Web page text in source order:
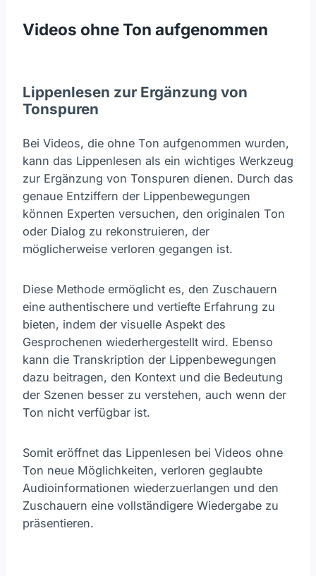
Videos ohne Ton aufgenommen
Lippenlesen zur Ergänzung von
Tonspuren
Bei Videos, die ohne Ton aufgenommen wurden,
kann das Lippenlesen als ein wichtiges Werkzeug
zur Ergänzung von Tonspuren dienen. Durch das
genaue Entziffern der Lippenbewegungen
können Experten versuchen, den originalen Ton
oder Dialog zu rekonstruieren, der
möglicherweise verloren gegangen ist.
Diese Methode ermöglicht es, den Zuschauern
eine authentischere und vertiefte Erfahrung zu
bieten, indem der visuelle Aspekt des
Gesprochenen wiederhergestellt wird. Ebenso
kann die Transkription der Lippenbewegungen
dazu beitragen, den Kontext und die Bedeutung
der Szenen besser zu verstehen, auch wenn der
Ton nicht verfügbar ist.
Somit eröffnet das Lippenlesen bei Videos ohne
Ton neue Möglichkeiten, verloren geglaubte
Audioinformationen wiederzuerlangen und den
Zuschauern eine vollständigere Wiedergabe zu
präsentieren.